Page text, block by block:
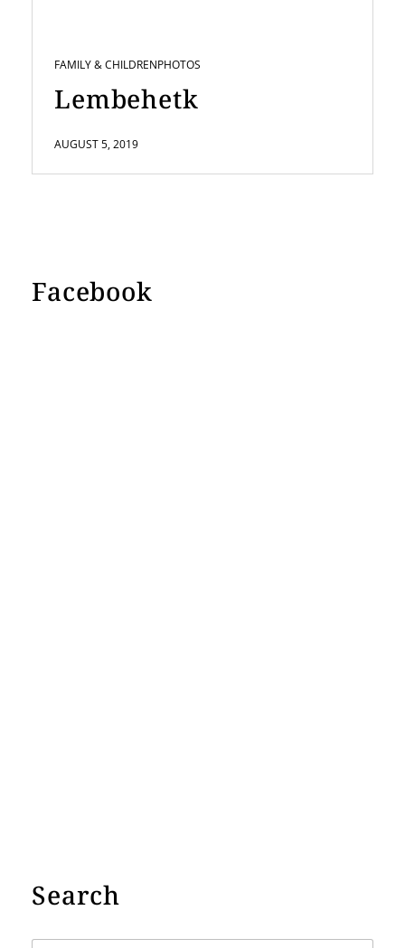
FAMILY & CHILDRENPHOTOS
Lembehetk
AUGUST 5, 2019
Facebook
Search